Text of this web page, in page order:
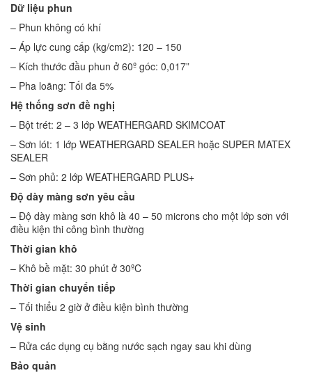
Dữ liệu phun
– Phun không có khí
– Áp lực cung cấp (kg/cm2): 120 – 150
– Kích thước đầu phun ở 60º góc: 0,017”
– Pha loãng: Tối đa 5%
Hệ thống sơn đề nghị
– Bột trét: 2 – 3 lớp WEATHERGARD SKIMCOAT
– Sơn lót: 1 lớp WEATHERGARD SEALER hoặc SUPER MATEX
SEALER
– Sơn phủ: 2 lớp WEATHERGARD PLUS+
Độ dày màng sơn yêu cầu
– Độ dày màng sơn khô là 40 – 50 microns cho một lớp sơn với
điều kiện thi công bình thường
Thời gian khô
– Khô bề mặt: 30 phút ở 30ºC
Thời gian chuyển tiếp
– Tối thiểu 2 giờ ở điều kiện bình thường
Vệ sinh
– Rửa các dụng cụ bằng nước sạch ngay sau khi dùng
Bảo quản